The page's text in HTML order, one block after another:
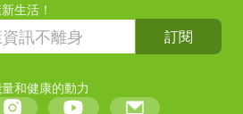
生活！
訂閱
和健康的動力